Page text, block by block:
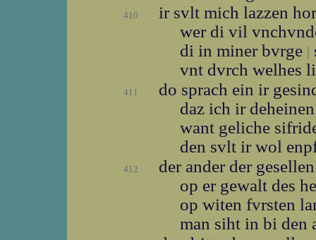
410
ir svlt mich lazzen
wer di vil
di in miner bvrge |
vnt dvrch welhes
411
do sprach ein ir
daz ich ir
want geliche
den svlt ir wol
412
der ander der
op er gewalt des
op witen fvrsten
man siht in bi den